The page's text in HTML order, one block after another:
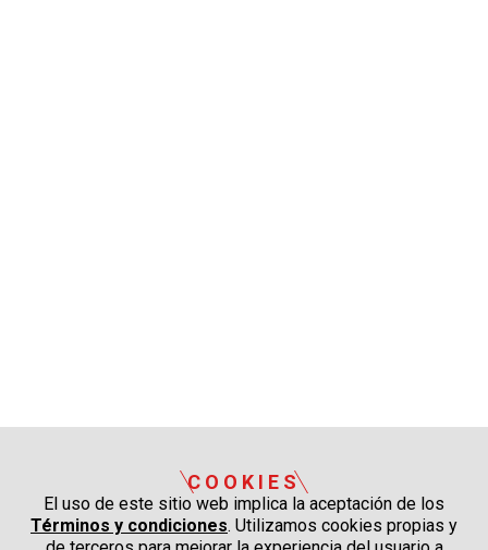
COOKIES
El uso de este sitio web implica la aceptación de los
Términos y condiciones. Utilizamos cookies propias y